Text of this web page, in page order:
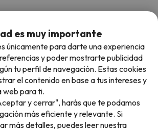
es muy importante
únicamente para darte una experiencia
y poder mostrarte publicidad
tu perfil de navegación. Estas cookies
el contenido en base a tus intereses y
web para ti.
y cerrar", harás que te podamos
más eficiente y relevante. Si
más detalles, puedes leer nuestra